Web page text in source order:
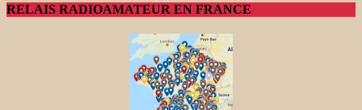
RELAIS RADIOAMATEUR EN FRANCE